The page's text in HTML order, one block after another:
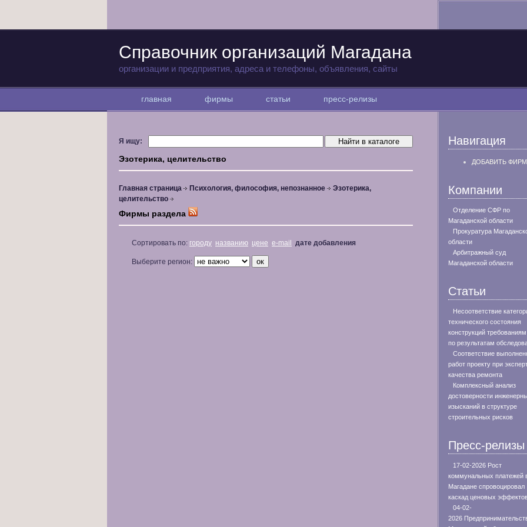
Справочник организаций Магадана
организации и предприятия, адреса и телефоны, объявления, сайты
главная фирмы статьи пресс-релизы
Я ищу:
Эзотерика, целительство
Главная страница Психология, философия, непознанное
Эзотерика,
целительство
Фирмы раздела
Сортировать по: городу названию цене e-mail дате добавления
Выберите регион:
Навигация
ДОБАВИТЬ
Компании
Отделение СФР по
Магаданской области
Прокуратура
области
Арбитражный суд
Магаданской области
Статьи
Несоответствие
технического состояния
конструкций
по результатам
Соответствие
работ проекту при
качества ремонта
Комплексный анализ
достоверности
изысканий в структуре
строительных рисков
Пресс-релизы
17-02-2026 Рост
коммунальных платежей
Магадане спровоцировал
каскад ценовых
04-02-
2026